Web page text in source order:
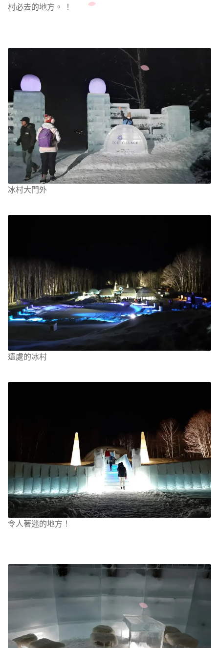
村必去的地方。 ！
冰村大門外
遠處的冰村
令人著迷的地方！